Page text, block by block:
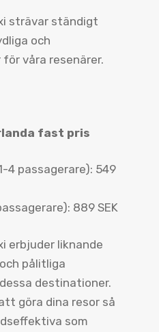
strävar ständigt
och
våra resenärer.
fast pris
4 passagerare): 549
889 SEK
erbjuder liknande
pålitliga
destinationer.
göra dina resor så
som